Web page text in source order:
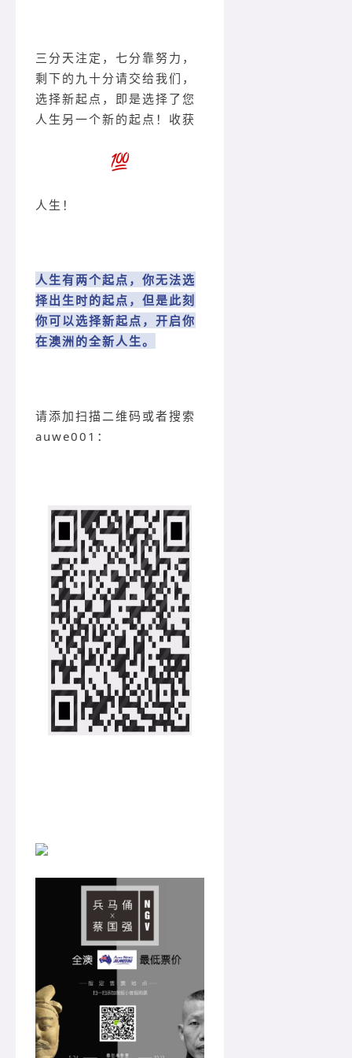
三分天注定，七分靠努力，
剩下的九十分请交给我们，
选择新起点，即是选择了您
人生另一个新的起点！收获
人生！
人生有两个起点，你无法选
择出生时的起点，但是此刻
你可以选择新起点，开启你
在澳洲的全新人生。
请添加扫描二维码或者搜索
auwe001：